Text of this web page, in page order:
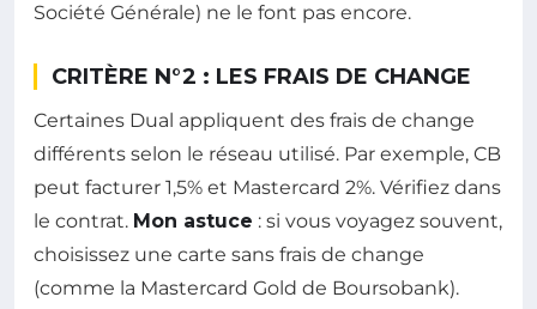
Société Générale) ne le font pas encore.
CRITÈRE N°2 : LES FRAIS DE CHANGE
Certaines Dual appliquent des frais de change
différents selon le réseau utilisé. Par exemple, CB
peut facturer 1,5% et Mastercard 2%. Vérifiez dans
le contrat. Mon astuce : si vous voyagez souvent,
choisissez une carte sans frais de change
(comme la Mastercard Gold de Boursobank).